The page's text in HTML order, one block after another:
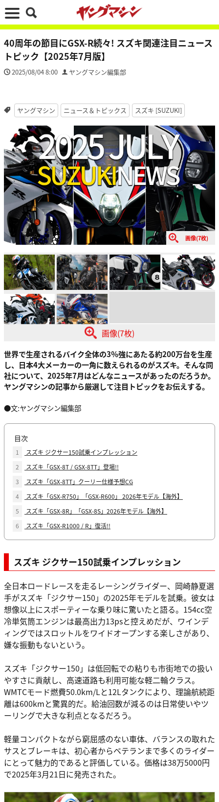
40周年の節目にGSX-R続々! スズキ関連注目ニュース
トピック【2025年7月版】
2025/08/04 8:00 ヤングマシン編集部
ヤングマシン ニュース＆トピックス スズキ [SUZUKI]
画像(7枚)
画像(7枚)
世界で生産されるバイク全体の3％強にあたる約200万台を生産
し、日本4大メーカーの一角に数えられるのがスズキ。そんな同
社について、2025年7月はどんなニュースがあったのだろうか。
ヤングマシンの記事から厳選して注目トピックをお伝えする。
●文:ヤングマシン編集部
目次
1
スズキ ジクサー150試乗インプレッション
2
スズキ「GSX-8T / GSX-8TT」登場!!
3
スズキ「GSX-8TT」クーリー仕様予想CG
4
スズキ「GSX-R750」「GSX-R600」 2026年モデル【海外】
5
スズキ「GSX-8R」「GSX-8S」2026年モデル【海外】
6
スズキ「GSX-R1000 / R」復活!!
スズキ ジクサー150試乗インプレッション
全日本ロードレースを走るレーシングライダー、岡崎静夏選
手がスズキ「ジクサー150」の2025年モデルを試乗。彼女は
想像以上にスポーティーな乗り味に驚いたと語る。154cc空
冷単気筒エンジンは最高出力13psと控えめだが、ワインデ
ィングではスロットルをワイドオープンする楽しさがあり、
嫌な振動もないという。
スズキ「ジクサー150」は低回転での粘りも市街地での扱い
やすさに貢献し、高速道路も利用可能な軽二輪クラス。
WMTCモード燃費50.0km/Lと12Lタンクにより、理論航続距
離は600kmと驚異的だ。給油回数が減るのは日常使いやツ
ーリングで大きな利点となるだろう。
軽量コンパクトながら窮屈感のない車体、バランスの取れた
サスとブレーキは、初心者からベテランまで多くのライダー
にとって魅力的であると評価している。価格は38万5000円
で2025年3月21日に発売された。